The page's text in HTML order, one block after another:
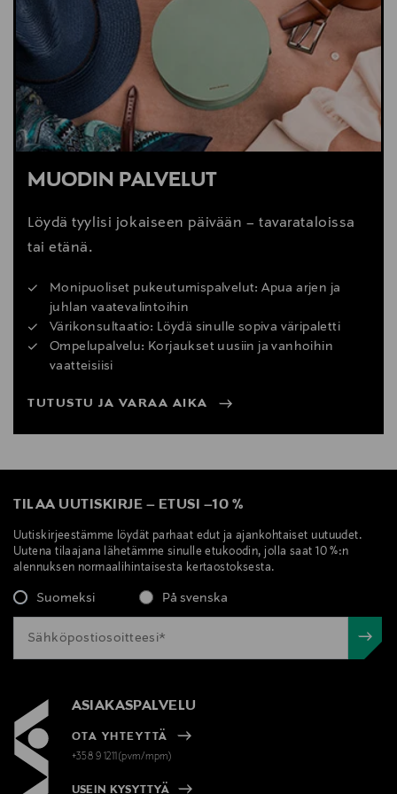
MUODIN PALVELUT
Löydä tyylisi jokaiseen päivään – tavarataloissa
tai etänä.
Monipuoliset pukeutumispalvelut: Apua arjen ja
juhlan vaatevalintoihin
Värikonsultaatio: Löydä sinulle sopiva väripaletti
Ompelupalvelu: Korjaukset uusiin ja vanhoihin
vaatteisiisi
TUTUSTU JA VARAA AIKA
TILAA UUTISKIRJE – ETUSI –10 %
Uutiskirjeestämme löydät parhaat edut ja ajankohtaiset uutuudet.
Uutena tilaajana lähetämme sinulle etukoodin, jolla saat 10 %:n
alennuksen normaalihintaisesta kertaostoksesta.
Suomeksi På svenska
ASIAKASPALVELU
OTA YHTEYTTÄ
+358 9 1211(pvm/mpm)
USEIN KYSYTTYÄ